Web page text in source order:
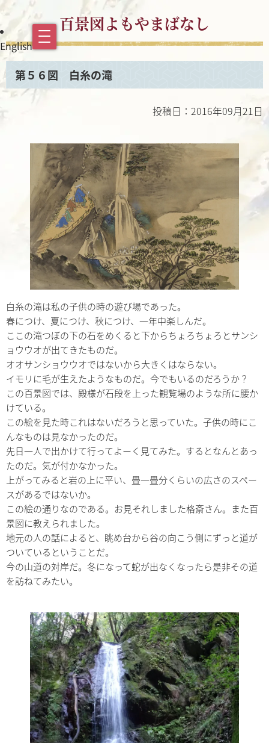
English
百景図よもやまばなし
第５６図 白糸の滝
投稿日：2016年09月21日
白糸の滝は私の子供の時の遊び場であった。
春につけ、夏につけ、秋につけ、一年中楽しんだ。
ここの滝つぼの下の石をめくると下からちょろちょろとサンシ
ョウウオが出てきたものだ。
オオサンショウウオではないから大きくはならない。
イモリに毛が生えたようなものだ。今でもいるのだろうか？
この百景図では、殿様が石段を上った観覧場のような所に腰か
けている。
この絵を見た時これはないだろうと思っていた。子供の時にこ
んなものは見なかったのだ。
先日一人で出かけて行ってよーく見てみた。するとなんとあっ
たのだ。気が付かなかった。
上がってみると岩の上に平い、畳一畳分くらいの広さのスペー
スがあるではないか。
この絵の通りなのである。お見それしました格斎さん。また百
景図に教えられました。
地元の人の話によると、眺め台から谷の向こう側にずっと道が
ついているということだ。
今の山道の対岸だ。冬になって蛇が出なくなったら是非その道
を訪ねてみたい。